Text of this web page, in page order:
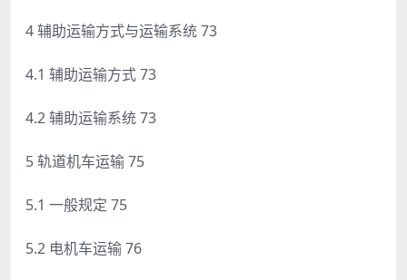
4 辅助运输方式与运输系统 73
4.1 辅助运输方式 73
4.2 辅助运输系统 73
5 轨道机车运输 75
5.1 一般规定 75
5.2 电机车运输 76